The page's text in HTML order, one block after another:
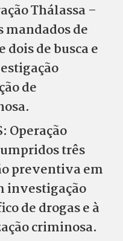
Thálassa –
mandados de
de busca e
de
Operação
três
preventiva em
investigação
de drogas e à
criminosa.